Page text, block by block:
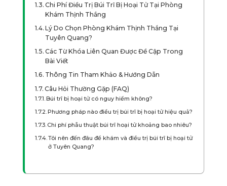
Chi Phí Điều Trị Búi Trĩ Bị Hoại Tử Tại Phòng
Khám Thịnh Thắng
Lý Do Chọn Phòng Khám Thịnh Thắng Tại
Tuyên Quang?
Các Từ Khóa Liên Quan Được Đề Cập Trong
Bài Viết
Thông Tin Tham Khảo & Hướng Dẫn
Câu Hỏi Thường Gặp (FAQ)
Búi trĩ bị hoại tử có nguy hiểm không?
Phương pháp nào điều trị búi trĩ bị hoại tử hiệu quả?
Chi phí phẫu thuật búi trĩ hoại tử khoảng bao nhiêu?
Tôi nên đến đâu để khám và điều trị búi trĩ bị hoại tử
ở Tuyên Quang?